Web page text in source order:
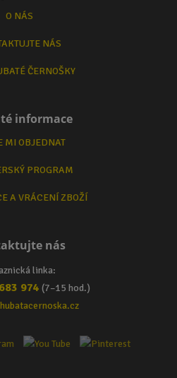
O NÁS
NÁS
ČERNOŠKY
informace
MI OBJEDNAT
PROGRAM
A VRÁCENÍ ZBOŽÍ
nás
linka:
974 (7–15 hod.)